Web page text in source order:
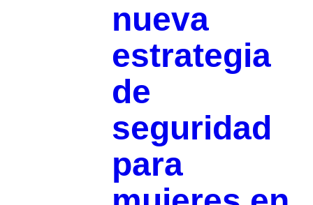
nueva
estrategia
de
seguridad
para